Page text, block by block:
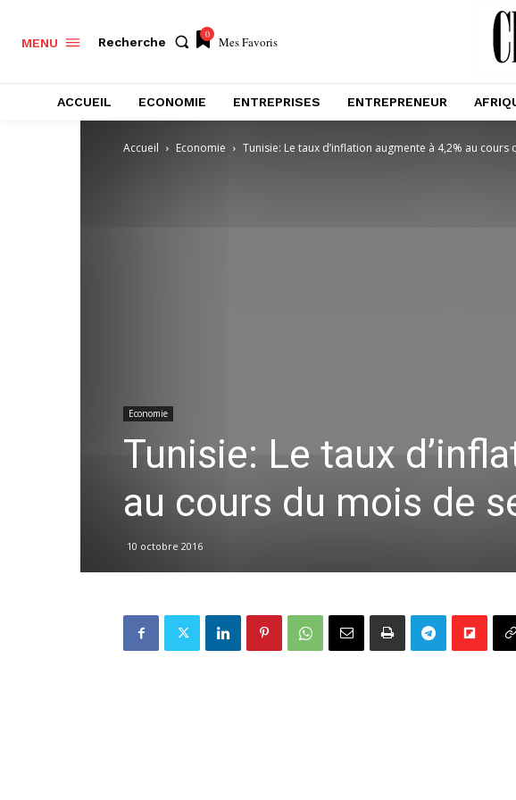
MENU Recherche
0 Mes Favoris
ACCUEIL ECONOMIE ENTREPRISES ENTREPRENEUR
Accueil Economie Tunisie: Le taux d’inflation augmente à 4,2% au cours
Economie
Tunisie: Le taux
au cours du mois de
10 octobre 2016